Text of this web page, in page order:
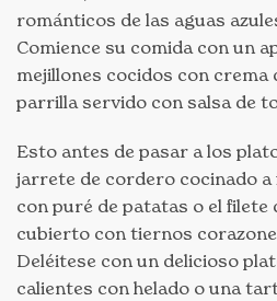
románticos de las aguas
Comience su comida con un
mejillones cocidos con crema
parrilla servido con salsa de
Esto antes de pasar a los
jarrete de cordero cocinado
con puré de patatas o el filete
cubierto con tiernos
Deléitese con un delicioso
calientes con helado o una